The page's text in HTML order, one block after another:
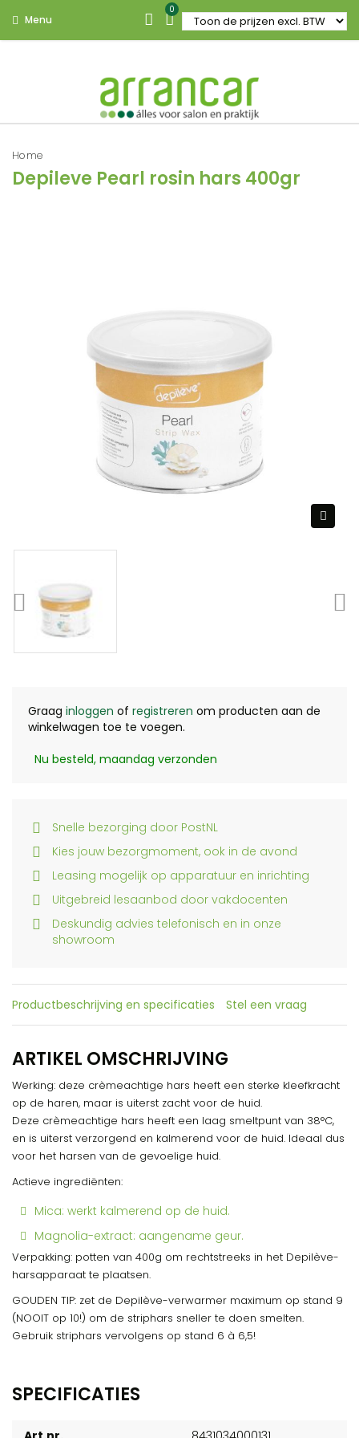
Menu
0
Home
Depileve Pearl rosin hars 400gr
Graag inloggen of registreren om producten aan de
winkelwagen toe te voegen.
Nu besteld, maandag verzonden
Snelle bezorging door PostNL
Kies jouw bezorgmoment, ook in de avond
Leasing mogelijk op apparatuur en inrichting
Uitgebreid lesaanbod door vakdocenten
Deskundig advies telefonisch en in onze
showroom
Productbeschrijving en specificaties Stel een vraag
ARTIKEL OMSCHRIJVING
Werking: deze crèmeachtige hars heeft een sterke kleefkracht
op de haren, maar is uiterst zacht voor de huid.
Deze crèmeachtige hars heeft een laag smeltpunt van 38°C,
en is uiterst verzorgend en kalmerend voor de huid. Ideaal dus
voor het harsen van de gevoelige huid.
Actieve ingrediënten:
Mica: werkt kalmerend op de huid.
Magnolia-extract: aangename geur.
Verpakking: potten van 400g om rechtstreeks in het Depilève-
harsapparaat te plaatsen.
GOUDEN TIP: zet de Depilève-verwarmer maximum op stand 9
(NOOIT op 10!) om de striphars sneller te doen smelten.
Gebruik striphars vervolgens op stand 6 à 6,5!
SPECIFICATIES